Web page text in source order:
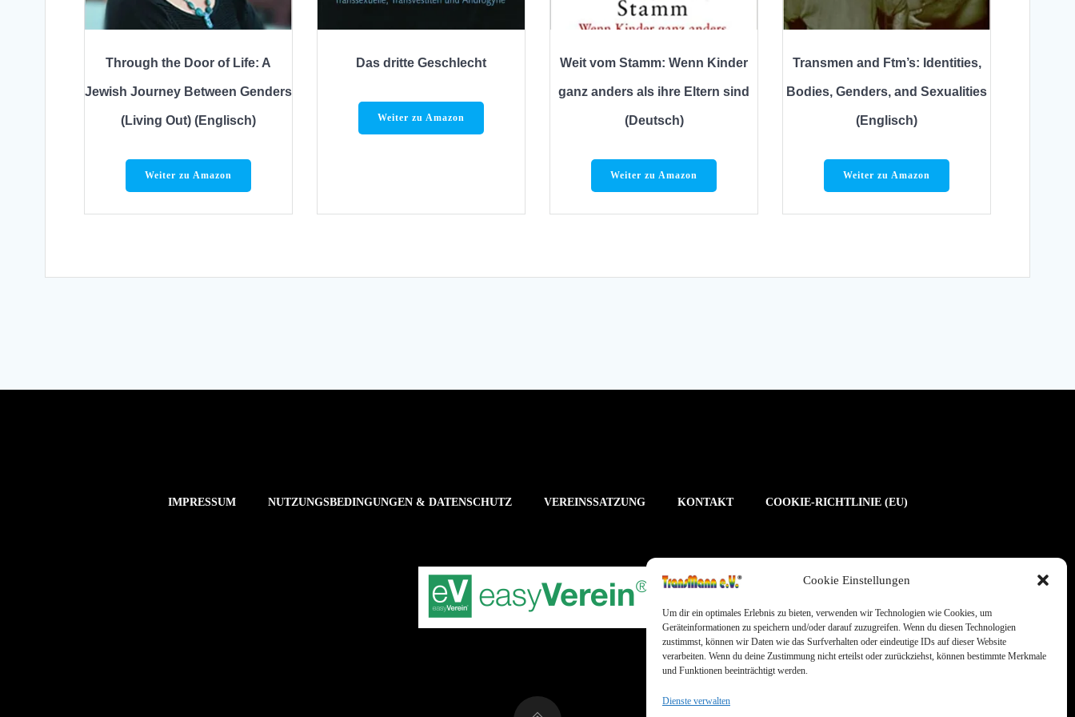
Cookie Einstellungen
Um dir ein optimales Erlebnis zu bieten, verwenden wir Technologien wie Cookies, um
Geräteinformationen zu speichern und/oder darauf zuzugreifen. Wenn du diesen Technologien
zustimmst, können wir Daten wie das Surfverhalten oder eindeutige IDs auf dieser Website
verarbeiten. Wenn du deine Zustimmung nicht erteilst oder zurückziehst, können bestimmte Merkmale
und Funktionen beeinträchtigt werden.
Dienste verwalten
Through the Door of Life: A
Jewish Journey Between Genders
(Living Out) (Englisch)
Weiter zu Amazon
Das dritte Geschlecht
Weiter zu Amazon
Weit vom Stamm: Wenn Kinder
ganz anders als ihre Eltern sind
(Deutsch)
Weiter zu Amazon
Transmen and Ftm’s: Identities,
Bodies, Genders, and Sexualities
(Englisch)
Weiter zu Amazon
IMPRESSUM NUTZUNGSBEDINGUNGEN & DATENSCHUTZ VEREINSSATZUNG KONTAKT COOKIE-RICHTLINIE (EU)